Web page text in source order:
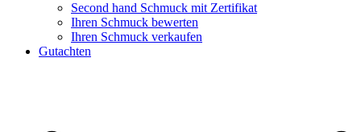
Second hand Schmuck mit Zertifikat
Ihren Schmuck bewerten
Ihren Schmuck verkaufen
Gutachten